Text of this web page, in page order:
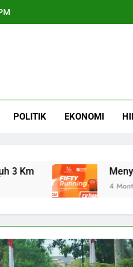
POLITIK EKONOMI
Menyapa Fajar
4 Months Ago